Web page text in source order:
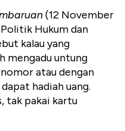
(12 November
Hukum dan
kalau yang
mengadu untung
atau dengan
hadiah uang.
tak pakai kartu